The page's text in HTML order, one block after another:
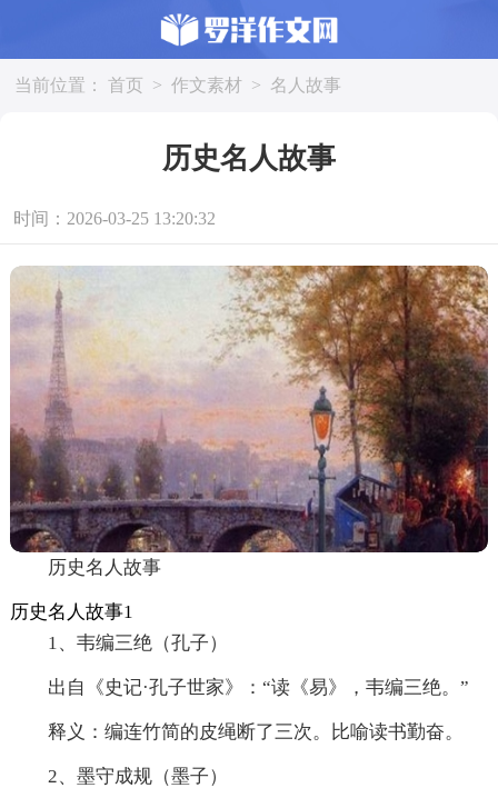
当前位置： 首页 > 作文素材 > 名人故事
历史名人故事
时间：2026-03-25 13:20:32
历史名人故事
历史名人故事1
1、韦编三绝（孔子）
出自《史记·孔子世家》：“读《易》，韦编三绝。”
释义：编连竹简的皮绳断了三次。比喻读书勤奋。
2、墨守成规（墨子）